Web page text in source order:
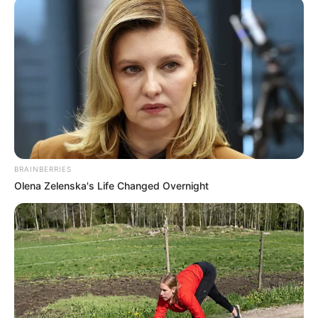
Τελευταία ενημέρωση
22/06/2025, 10:12 · 10:12 ΠΜ
Κοινοποίησε άρθρο
Προσθήκη το newstok.gr στην Google
Ανακαλύψτε περισσότερα άρθρα στα αποτελέσματα
αναζήτησης.
BRAINBERRIES
Olena Zelenska's Life Changed Overnight